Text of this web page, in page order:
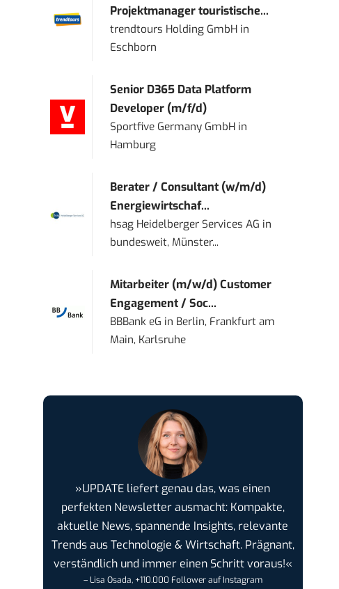
Projektmanager touristische...
trendtours Holding GmbH in
Eschborn
Senior D365 Data Platform
Developer (m/f/d)
Sportfive Germany GmbH in
Hamburg
Berater / Consultant (w/m/d)
Energiewirtschaf...
hsag Heidelberger Services AG in
bundesweit, Münster...
Mitarbeiter (m/w/d) Customer
Engagement / Soc...
BBBank eG in Berlin, Frankfurt am
Main, Karlsruhe
»UPDATE liefert genau das, was einen
perfekten Newsletter ausmacht: Kompakte,
aktuelle News, spannende Insights, relevante
Trends aus Technologie & Wirtschaft. Prägnant,
verständlich und immer einen Schritt voraus!«
– Lisa Osada, +110.000 Follower auf Instagram